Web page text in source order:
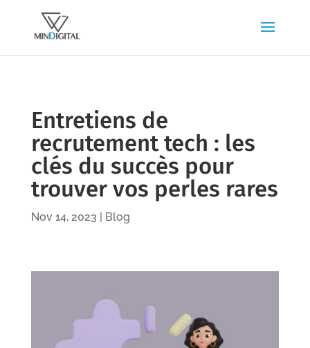
Entretiens de
recrutement tech : les
clés du succès pour
trouver vos perles rares
Nov 14, 2023 | Blog